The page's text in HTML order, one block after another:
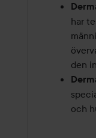
har
den
och